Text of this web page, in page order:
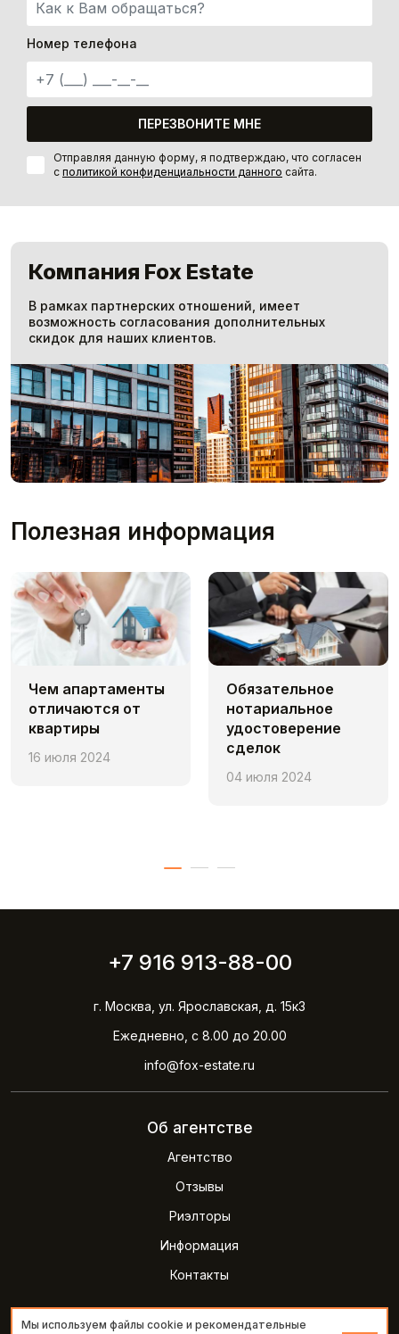
Номер телефона
ПЕРЕЗВОНИТЕ МНЕ
Отправляя данную форму, я подтверждаю, что согласен
с политикой конфиденциальности данного сайта.
Компания Fox Estate
В рамках партнерских отношений, имеет
возможность согласования дополнительных
скидок для наших клиентов.
Полезная информация
Чем апaртаменты
отличаются от
квартиры
16 июля 2024
Обязательное
нотариальное
удостоверение
сделок
04 июля 2024
+7 916 913-88-00
г. Москва, ул. Ярославская, д. 15к3
Ежедневно, с 8.00 до 20.00
info@fox-estate.ru
Об агентстве
Агентство
Отзывы
Риэлторы
Информация
Контакты
2026 © Агентство недвижимости FOXestate
Мы используем файлы cookie и рекомендательные